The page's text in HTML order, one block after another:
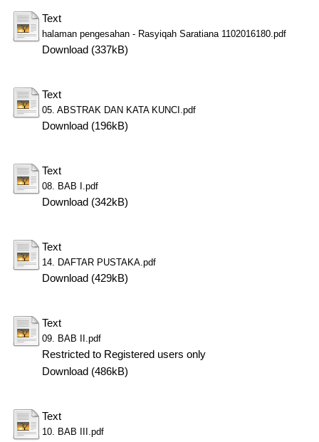
Text
halaman pengesahan - Rasyiqah Saratiana 1102016180.pdf
Download (337kB)
Text
05. ABSTRAK DAN KATA KUNCI.pdf
Download (196kB)
Text
08. BAB I.pdf
Download (342kB)
Text
14. DAFTAR PUSTAKA.pdf
Download (429kB)
Text
09. BAB II.pdf
Restricted to Registered users only
Download (486kB)
Text
10. BAB III.pdf